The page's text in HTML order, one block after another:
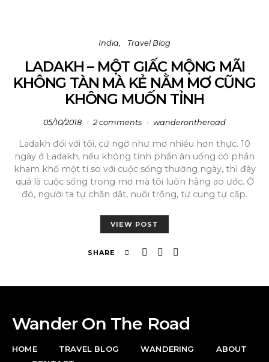
India Travel Blog
LADAKH – MỘT GIẤC MỘNG MÃI
KHÔNG TÀN MÀ KẺ NẰM MƠ CŨNG
KHÔNG MUỐN TỈNH
05/10/2018 2 comments wanderontheroad
Ladakh đối với tôi, cứ ngỡ như mơ nhiều hơn thực. 10
ngày ở Ladakh, nếu không tính phần ăn uống có phần
kham khổ một tí so với cuộc sống thường ngày, thì đây
quả là cuộc sống trong mơ mà tôi luôn hằng ao ước. Ở
đó, người ta tự chăn dắt, nuôi trồng, tự cung tự cấp.
VIEW POST
SHARE
Wander On The Road
HOME TRAVEL BLOG WANDERING
ABOUT